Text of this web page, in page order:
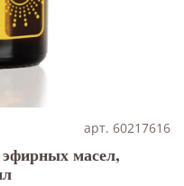
арт. 60217616
масел,